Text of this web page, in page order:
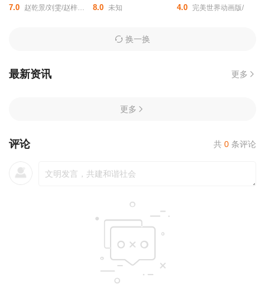
第67集 第68集 第69集
第71集
第73集
第22集 复制链接
第24集 复制链接
第25集
迅雷下载
迅雷下载
7.0 赵乾景/刘雯/赵梓涵/贺羽白/李春胤/李美加/丁翔威/穆雪婷/刘飞/ 8.0 未知 4.0 完美世界动画版/
换一换
最新资讯 更多
更多
评论 共 0 条评论